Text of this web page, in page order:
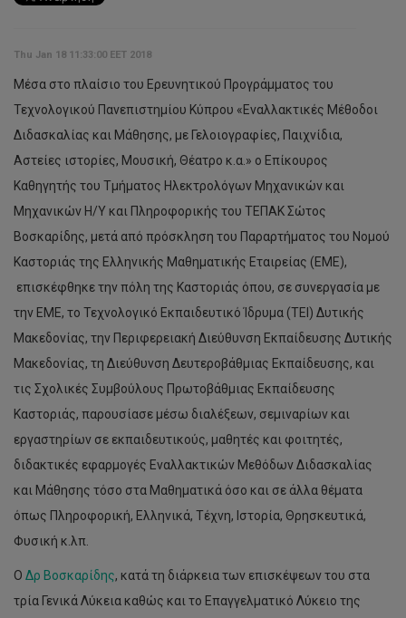
Thu Jan 18 11:33:00 EET 2018
Μέσα στο πλαίσιο του Ερευνητικού Προγράμματος του
Τεχνολογικού Πανεπιστημίου Κύπρου «Εναλλακτικές Μέθοδοι
Διδασκαλίας και Μάθησης, με Γελοιογραφίες, Παιχνίδια,
Αστείες ιστορίες, Μουσική, Θέατρο κ.α.» ο Επίκουρος
Καθηγητής του Τμήματος Ηλεκτρολόγων Μηχανικών και
Μηχανικών Η/Υ και Πληροφορικής του ΤΕΠΑΚ Σώτος
Βοσκαρίδης, μετά από πρόσκληση του Παραρτήματος του Νομού
Καστοριάς της Ελληνικής Μαθηματικής Εταιρείας (ΕΜΕ),
επισκέφθηκε την πόλη της Καστοριάς όπου, σε συνεργασία με
την ΕΜΕ, το Τεχνολογικό Εκπαιδευτικό Ίδρυμα (ΤΕΙ) Δυτικής
Μακεδονίας, την Περιφερειακή Διεύθυνση Εκπαίδευσης Δυτικής
Μακεδονίας, τη Διεύθυνση Δευτεροβάθμιας Εκπαίδευσης, και
τις Σχολικές Συμβούλους Πρωτοβάθμιας Εκπαίδευσης
Καστοριάς, παρουσίασε μέσω διαλέξεων, σεμιναρίων και
εργαστηρίων σε εκπαιδευτικούς, μαθητές και φοιτητές,
διδακτικές εφαρμογές Εναλλακτικών Μεθόδων Διδασκαλίας
και Μάθησης τόσο στα Μαθηματικά όσο και σε άλλα θέματα
όπως Πληροφορική, Ελληνικά, Τέχνη, Ιστορία, Θρησκευτικά,
Φυσική κ.λπ.
Ο Δρ Βοσκαρίδης, κατά τη διάρκεια των επισκέψεων του στα
τρία Γενικά Λύκεια καθώς και το Επαγγελματικό Λύκειο της